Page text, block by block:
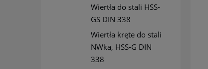
Wiertła do stali HSS-
GS DIN 338
Wiertła kręte do stali
NWka, HSS-G DIN
338